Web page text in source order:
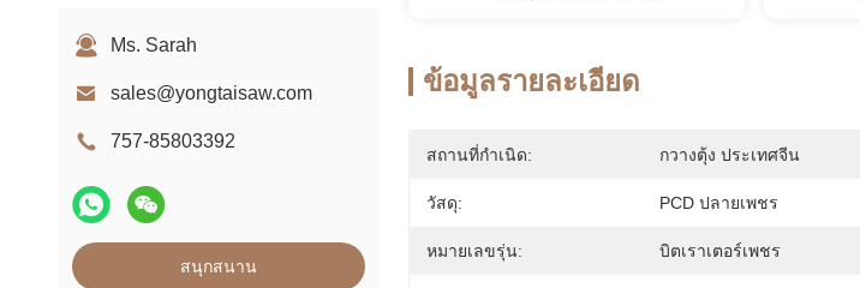
Ms. Sarah
sales@yongtaisaw.com
757-85803392
สนุกสนาน
ข้อมูลรายละเอียด
สถานที่กำเนิด: กวางตุ้ง ประเทศจีน
วัสดุ: PCD ปลายเพชร
หมายเลขรุ่น: บิตเราเตอร์เพชร